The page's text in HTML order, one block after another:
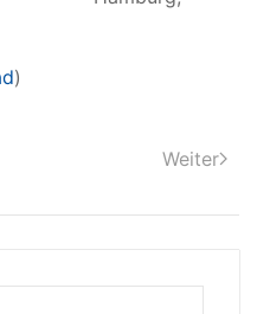
)
Weiter